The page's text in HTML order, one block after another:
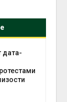
дата-